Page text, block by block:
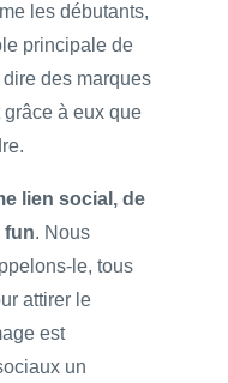
les débutants,
principale de
des marques
grâce à eux que
lien social, de
fun. Nous
le, tous
attirer le
est
un